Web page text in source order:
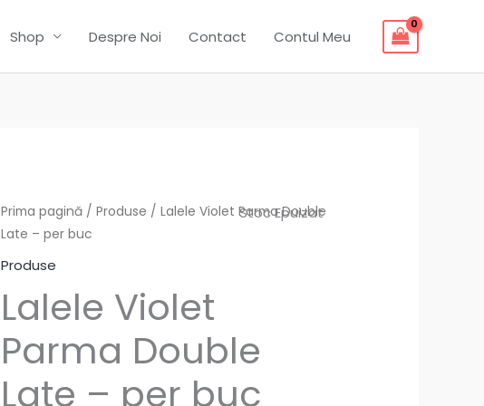
Shop Despre Noi Contact Contul Meu
Stoc Epuizat
Prima pagină /Produse / Lalele Violet Parma Double
Late – per buc
Produse
Lalele Violet
Parma Double
Late – per buc